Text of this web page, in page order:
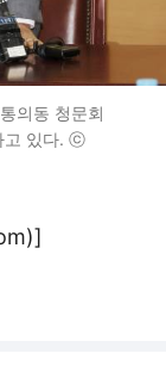
의동 청문회
고 있다. ⓒ